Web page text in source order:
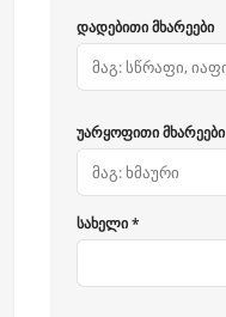
დადებითი მხარეები
უარყოფითი მხარეები
სახელი *